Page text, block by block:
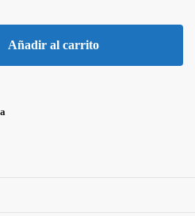
Añadir al carrito